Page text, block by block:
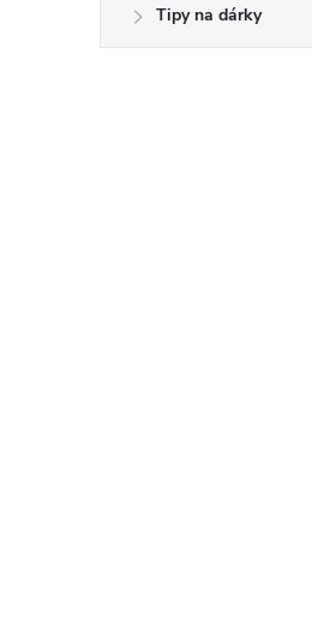
Tipy na dárky